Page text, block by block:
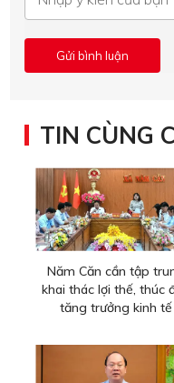
TIN CÙNG
Năm Căn cần tập
khai thác lợi thế, thúc
tăng trưởng kinh tế